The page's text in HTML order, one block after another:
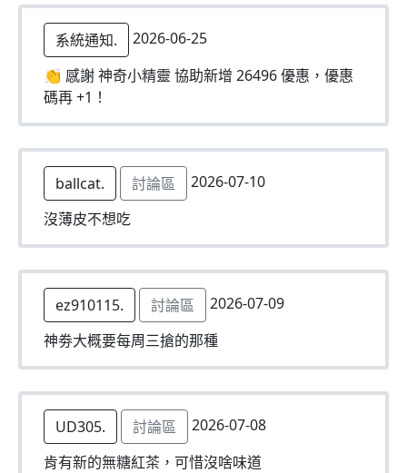
系統通知.
2026-06-25
👏 感謝 神奇小精靈 協助新增 26496 優惠，優惠
碼再 +1！
ballcat. 討論區
2026-07-10
沒薄皮不想吃
ez910115. 討論區
2026-07-09
神劵大概要每周三搶的那種
UD305. 討論區
2026-07-08
肯有新的無糖紅茶，可惜沒啥味道